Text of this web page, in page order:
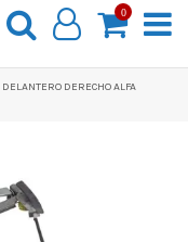
0
DERECHO ALFA